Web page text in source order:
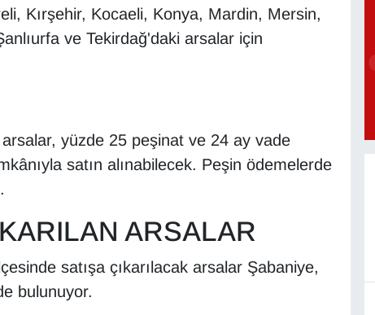
Kırşehir, Kocaeli, Konya, Mardin, Mersin,
ve Tekirdağ'daki arsalar için
yüzde 25 peşinat ve 24 ay vade
satın alınabilecek. Peşin ödemelerde
ARSALAR
satışa çıkarılacak arsalar Şabaniye,
bulunuyor.